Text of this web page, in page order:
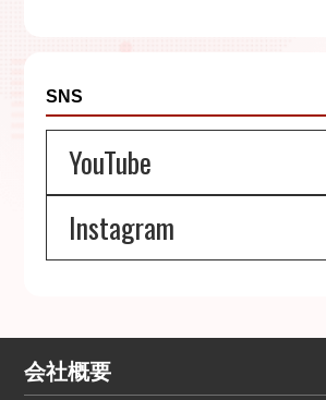
SNS
YouTube
Instagram
会社概要